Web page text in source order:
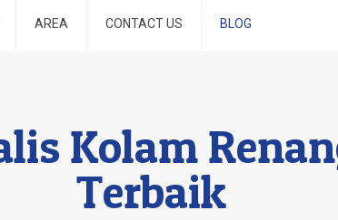
AREA CONTACT US BLOG
Kolam
Terbaik